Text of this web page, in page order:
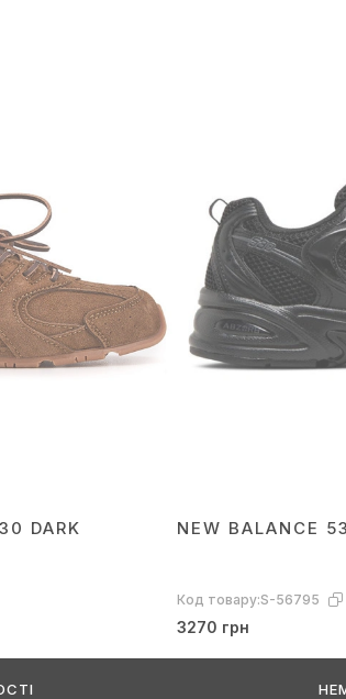
DARK
NEW BALANCE
Код товару:S-56795
3270 грн